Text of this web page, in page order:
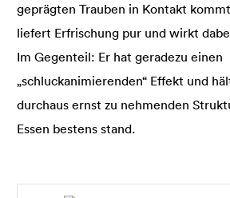
geprägten Trauben in Kontakt
liefert Erfrischung pur und wirkt
Im Gegenteil: Er hat geradezu einen
„schluckanimierenden“ Effekt und
durchaus ernst zu nehmenden
Essen bestens stand.